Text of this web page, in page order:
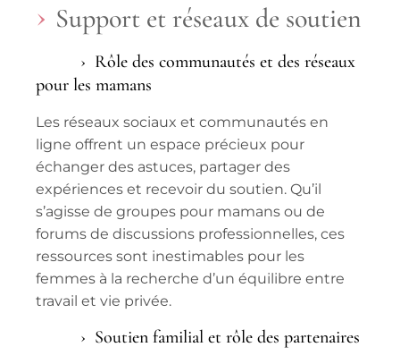
Support et réseaux de soutien
Rôle des communautés et des réseaux
pour les mamans
Les réseaux sociaux et communautés en
ligne offrent un espace précieux pour
échanger des astuces, partager des
expériences et recevoir du soutien. Qu’il
s’agisse de groupes pour mamans ou de
forums de discussions professionnelles, ces
ressources sont inestimables pour les
femmes à la recherche d’un équilibre entre
travail et vie privée.
Soutien familial et rôle des partenaires